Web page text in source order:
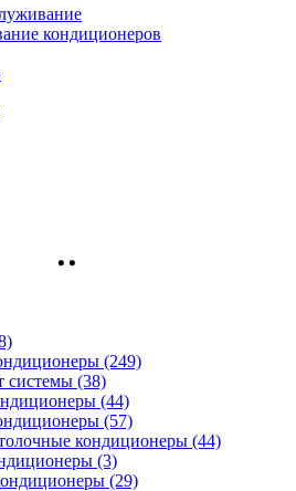
кондиционеров
(249)
системы (38)
(44)
(57)
кондиционеры (44)
(3)
(29)